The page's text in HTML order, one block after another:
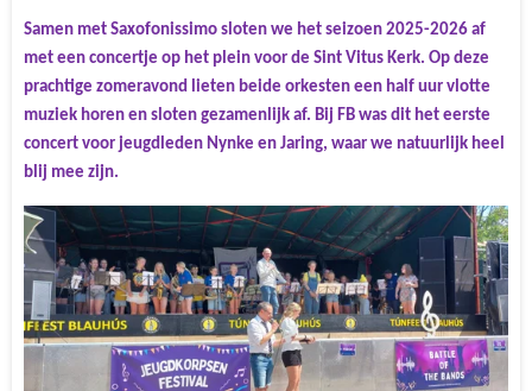
Samen met Saxofonissimo sloten we het seizoen 2025-2026 af
met een concertje op het plein voor de Sint Vitus Kerk. Op deze
prachtige zomeravond lieten beide orkesten een half uur vlotte
muziek horen en sloten gezamenlijk af. Bij FB was dit het eerste
concert voor jeugdleden Nynke en Jaring, waar we natuurlijk heel
blij mee zijn.